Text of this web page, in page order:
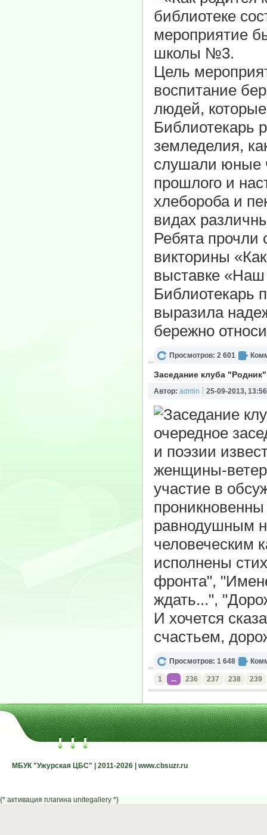
библиотеке
мероприятие
школы №3.
Цель
воспитание
людей, которые
Библиотекарь
земледелия,
слушали юные
прошлого и
хлебороба и
видах
Ребята прочли
викторины
выставке
Библиотекарь
выразила
бережно
Просмотров: 2 601
Заседание клуба "Родник"
Автор: admin 25-09-2013, 13:56
очередное
и поэзии
женщины-
участие в
равнодушным
человеческим
исполнены
фронта",
ждать...",
И хочется
счастьем,
Просмотров: 1 648
1 ... 236 237 238 239
МБУК "Ужурская ЦБС" | 2011-2026 | www.cbsuzr.ru
МБУК "Ужурская ЦБС" | 2011-2026 | www.cbsuzr.ru
{* активация плагина unitegallery *}